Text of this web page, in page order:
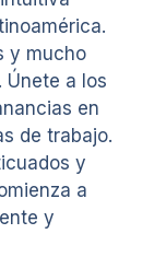
y mucho
Únete a los
en
de trabajo.
y
a
y